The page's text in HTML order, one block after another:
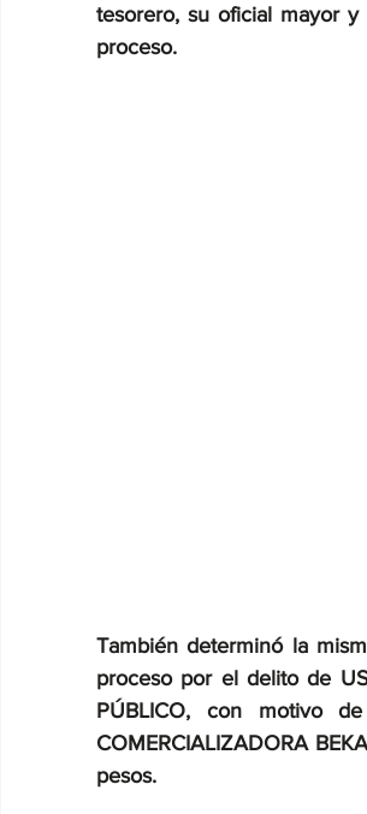
tesorero, su oficial mayor
proceso.
También determinó la
proceso por el delito de
PÚBLICO, con motivo
COMERCIALIZADORA
pesos.